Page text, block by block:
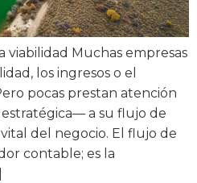
viabilidad Muchas empresas
los ingresos o el
pocas prestan atención
a su flujo de
del negocio. El flujo de
contable; es la